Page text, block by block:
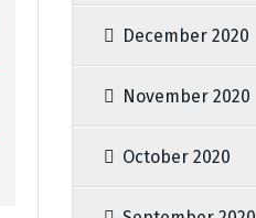
December 2020
November 2020
October 2020